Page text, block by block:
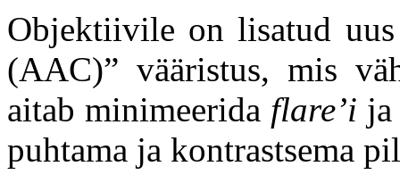
Objektiivile on lisatud
(AAC)” vääristus, mis
aitab minimeerida flare’i
puhtama ja kontrastsema